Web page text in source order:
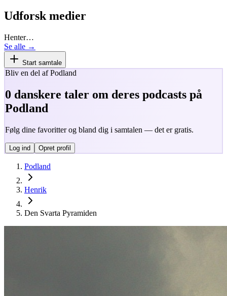
Udforsk medier
Henter…
Se alle →
Start samtale
Bliv en del af Podland
0 danskere taler om deres podcasts på
Podland
Følg dine favoritter og bland dig i samtalen — det er gratis.
Log ind Opret profil
Podland
Henrik
Den Svarta Pyramiden